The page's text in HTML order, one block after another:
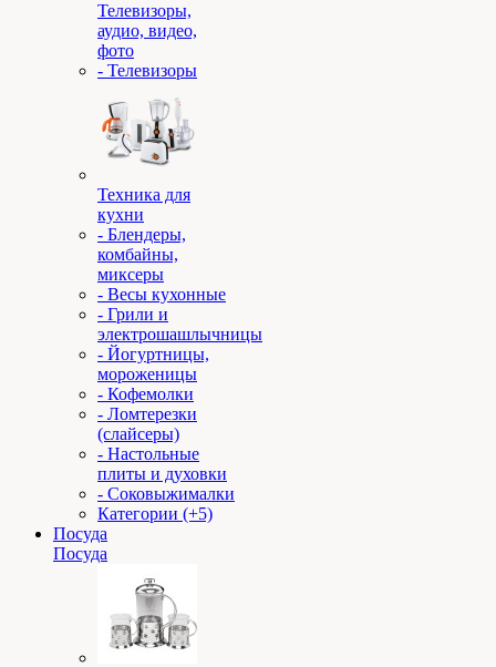
Телевизоры,
аудио, видео,
фото
- Телевизоры
Техника для
кухни
- Блендеры,
комбайны,
миксеры
- Весы кухонные
- Грили и
электрошашлычницы
- Йогуртницы,
мороженицы
- Кофемолки
- Ломтерезки
(слайсеры)
- Настольные
плиты и духовки
- Соковыжималки
Категории (+5)
Посуда
Посуда